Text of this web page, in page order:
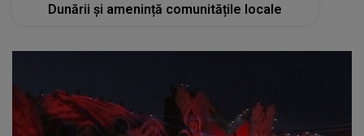
Dunării și amenință comunitățile locale